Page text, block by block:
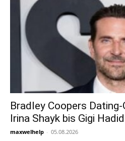
Bradley Coopers
Irina Shayk bis Gigi
maxwelhelp - 05.08.2026